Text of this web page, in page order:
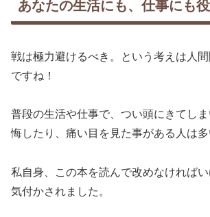
あなたの生活にも、仕事にも役
戦は極力避けるべき。という考えは人
ですね！
普段の生活や仕事で、つい頭にきてし
悔したり、痛い目を見た事がある人は多
私自身、この本を読んで改めなければ
気付かされました。